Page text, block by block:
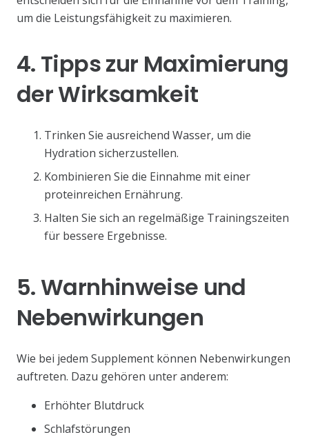
um die Leistungsfähigkeit zu maximieren.
4. Tipps zur Maximierung
der Wirksamkeit
Trinken Sie ausreichend Wasser, um die
Hydration sicherzustellen.
Kombinieren Sie die Einnahme mit einer
proteinreichen Ernährung.
Halten Sie sich an regelmäßige Trainingszeiten
für bessere Ergebnisse.
5. Warnhinweise und
Nebenwirkungen
Wie bei jedem Supplement können Nebenwirkungen
auftreten. Dazu gehören unter anderem:
Erhöhter Blutdruck
Schlafstörungen